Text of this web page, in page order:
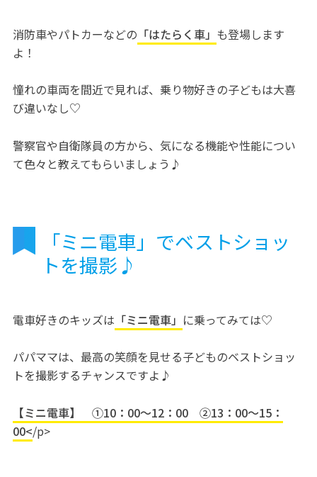
消防車やパトカーなどの 「はたらく車」 も登場します
よ！
憧れの車両を間近で見れば、乗り物好きの子どもは大喜
び違いなし♡
警察官や自衛隊員の方から、気になる機能や性能につい
て色々と教えてもらいましょう♪
「ミニ電車」でベストショッ
トを撮影♪
電車好きのキッズは 「ミニ電車」 に乗ってみては♡
パパママは、最高の笑顔を見せる子どものベストショッ
トを撮影するチャンスですよ♪
【ミニ電車】 ①10：00〜12：00 ②13：00〜15：
00</p>